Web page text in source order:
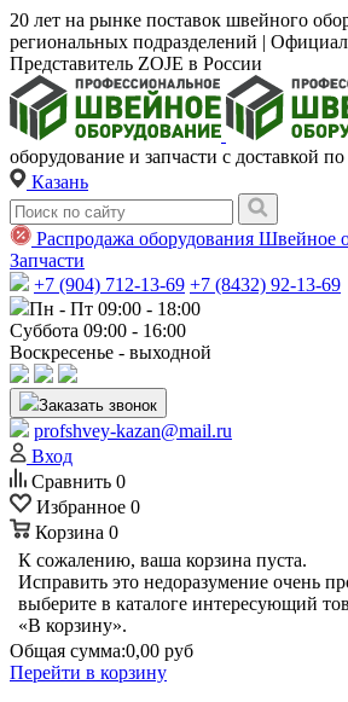
20 лет на рынке поставок швейного
региональных подразделений |
Представитель ZOJE в России
оборудование и запчасти с доставкой
Казань
Распродажа оборудования Швейное
Запчасти
+7 (904) 712-13-69 +7 (8432) 92-13-69
Пн - Пт 09:00 - 18:00
Суббота 09:00 - 16:00
Воскресенье - выходной
Заказать звонок
profshvey-kazan@mail.ru
Вход
Сравнить 0
Избранное 0
Корзина 0
К сожалению, ваша корзина пуста.
Исправить это недоразумение очень
выберите в каталоге интересующий
«В корзину».
Общая сумма:0,00 руб
Перейти в корзину